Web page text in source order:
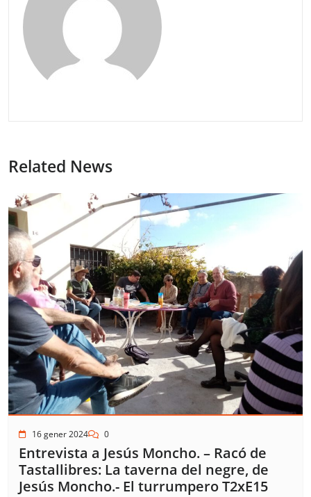
Related News
16 gener 2024 0
Entrevista a Jesús Moncho. – Racó de
Tastallibres: La taverna del negre, de
Jesús Moncho.- El turrumpero T2xE15